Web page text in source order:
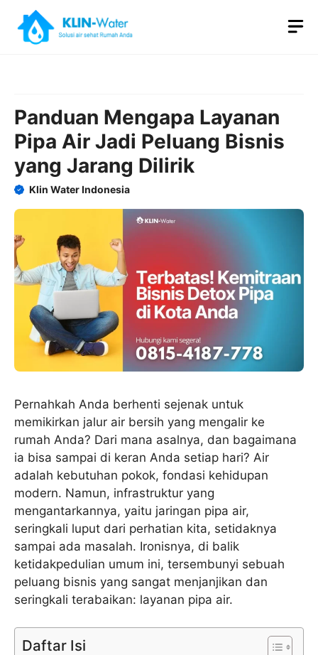
content
Panduan Mengapa Layanan
Pipa Air Jadi Peluang Bisnis
yang Jarang Dilirik
Klin Water Indonesia
Pernahkah Anda berhenti sejenak untuk
memikirkan jalur air bersih yang mengalir ke
rumah Anda? Dari mana asalnya, dan bagaimana
ia bisa sampai di keran Anda setiap hari? Air
adalah kebutuhan pokok, fondasi kehidupan
modern. Namun, infrastruktur yang
mengantarkannya, yaitu jaringan pipa air,
seringkali luput dari perhatian kita, setidaknya
sampai ada masalah. Ironisnya, di balik
ketidakpedulian umum ini, tersembunyi sebuah
peluang bisnis yang sangat menjanjikan dan
seringkali terabaikan: layanan pipa air.
Daftar Isi